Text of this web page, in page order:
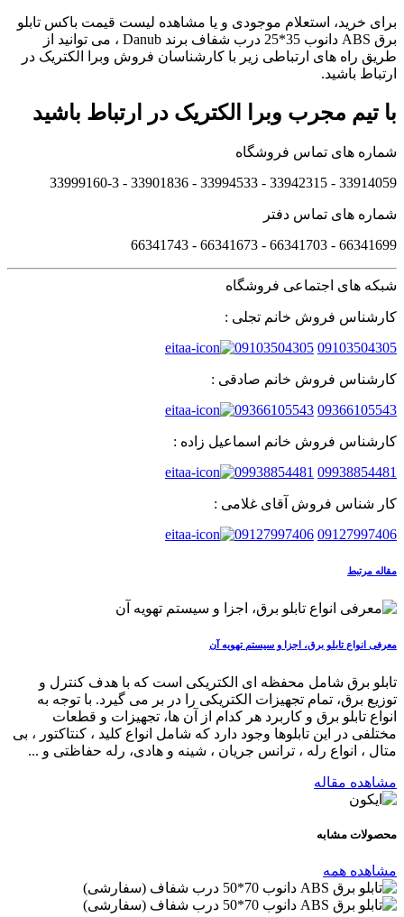
برای خرید، استعلام موجودی و یا مشاهده لیست قیمت باکس تابلو
برق ABS دانوب 35*25 درب شفاف برند Danub ، می توانید از
طریق راه های ارتباطی زیر با کارشناسان فروش وبرا الکتریک در
ارتباط باشید.
با تیم مجرب وبرا الکتریک در ارتباط باشید
شماره های تماس فروشگاه
33914059 - 33942315 - 33994533 - 33901836 - 33999160-3 ​
شماره های تماس دفتر
66341699 - 66341703 - 66341673 - 66341743
شبکه های اجتماعی فروشگاه
کارشناس فروش خانم تجلی :
09103504305
09103504305
کارشناس فروش خانم صادقی :
09366105543
09366105543
کارشناس فروش خانم اسماعیل زاده :
09938854481
09938854481
کار شناس فروش آقای غلامی :
09127997406
09127997406
مقاله مرتبط
معرفی انواع تابلو برق، اجزا و سیستم تهویه آن
تابلو برق شامل محفظه ای الکتریکی است که با هدف کنترل و
توزیع برق، تمام تجهیزات الکتریکی را در بر می گیرد. با توجه به
انواع تابلو برق و کاربرد هر کدام از آن ها، تجهیزات و قطعات
مختلفی در این تابلوها وجود دارد که شامل انواع کلید ، کنتاکتور ، بی
متال ، انواع رله ، ترانس جریان ، شینه و هادی، رله حفاظتی و ...
مشاهده مقاله
محصولات مشابه
مشاهده همه